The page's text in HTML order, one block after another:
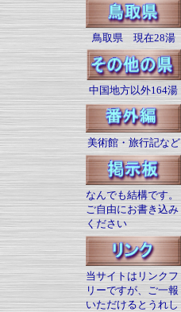
鳥取県 現在28湯
中国地方以外164湯
美術館・旅行記など
なんでも結構です。
ご自由にお書き込み
ください
当サイトはリンクフ
リーですが、ご一報
いただけるとうれし